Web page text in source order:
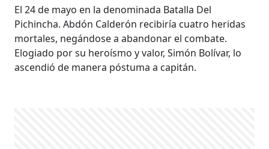
El 24 de mayo en la denominada Batalla Del
Pichincha. Abdón Calderón recibiría cuatro heridas
mortales, negándose a abandonar el combate.
Elogiado por su heroísmo y valor, Simón Bolívar, lo
ascendió de manera póstuma a capitán.